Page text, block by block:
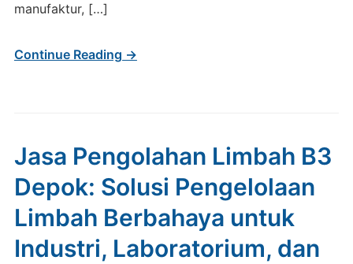
manufaktur, […]
Continue Reading →
Jasa Pengolahan Limbah B3
Depok: Solusi Pengelolaan
Limbah Berbahaya untuk
Industri, Laboratorium, dan